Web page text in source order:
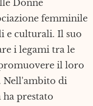
Donne
femminile
e culturali. Il suo
i legami tra le
il loro
Nell'ambito di
ha prestato